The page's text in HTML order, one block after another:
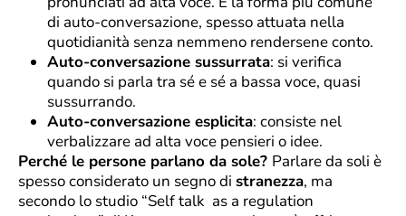
di auto-conversazione, spesso attuata nella
quotidianità senza nemmeno rendersene conto.
Auto-conversazione sussurrata: si verifica
quando si parla tra sé e sé a bassa voce, quasi
sussurrando.
Auto-conversazione esplicita: consiste nel
verbalizzare ad alta voce pensieri o idee.
Perché le persone parlano da sole? Parlare da soli è
spesso considerato un segno di stranezza, ma
secondo lo studio “Self talk as a regulation